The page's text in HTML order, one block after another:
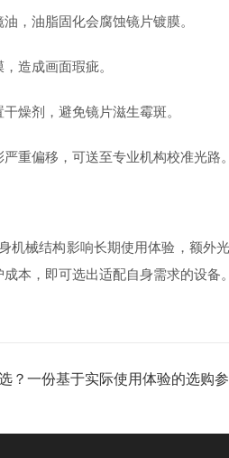
，油脂固化会腐蚀镜片镀膜。
造成画面瑕疵。
燥剂，避免镜片滋生霉斑。
重偏移，可送至专业机构校准光路
械结构影响长期使用体验，额外
本，即可选出适配自身需求的设备
？一份基于实际使用体验的选购